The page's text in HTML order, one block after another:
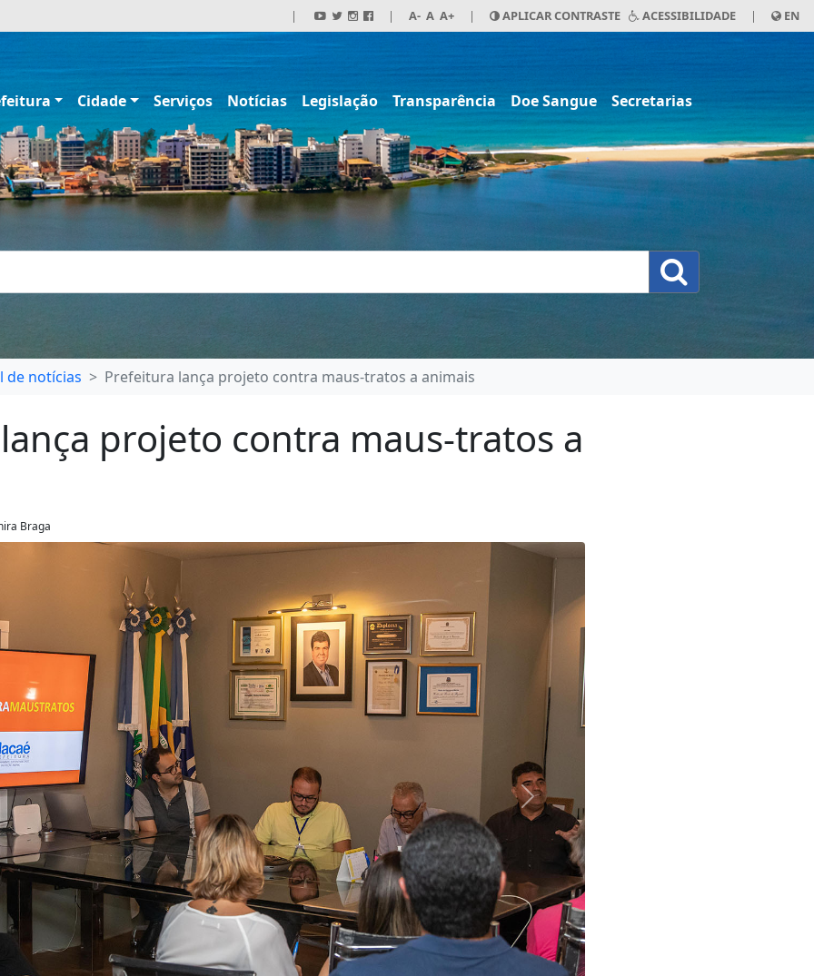
| | A- A A+ | APLICAR CONTRASTE ACESSIBILIDADE | EN
Cidade Serviços Notícias Legislação Transparência Doe Sangue Secretarias
de notícias Prefeitura lança projeto contra maus-tratos a animais
projeto contra maus-tratos a
Braga
Próxima